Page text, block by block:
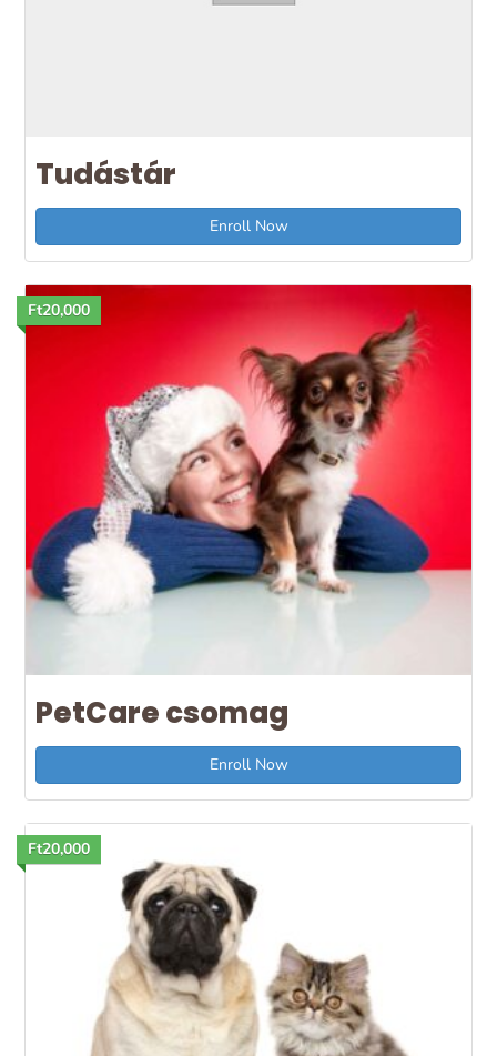
Tudástár
Enroll Now
Ft20,000
PetCare csomag
Enroll Now
Ft20,000